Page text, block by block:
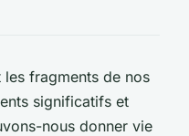
fragments de nos
significatifs et
nous donner vie